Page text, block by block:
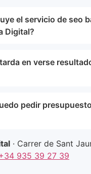
el servicio de seo
Digital?
en verse
pedir
· Carrer de Sant
935 39 27 39